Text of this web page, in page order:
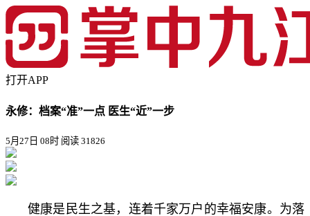
打开APP
永修：档案“准”一点 医生“近”一步
5月27日 08时 阅读 31826
健康是民生之基，连着千家万户的幸福安康。为落